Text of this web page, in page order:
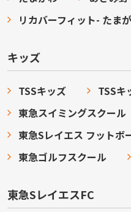
リカバーフィット- たま
キッズ
TSSキッズ
TSSキ
東急スイミングスクール
東急Sレイエス フットボ
東急ゴルフスクール
東急SレイエスFC